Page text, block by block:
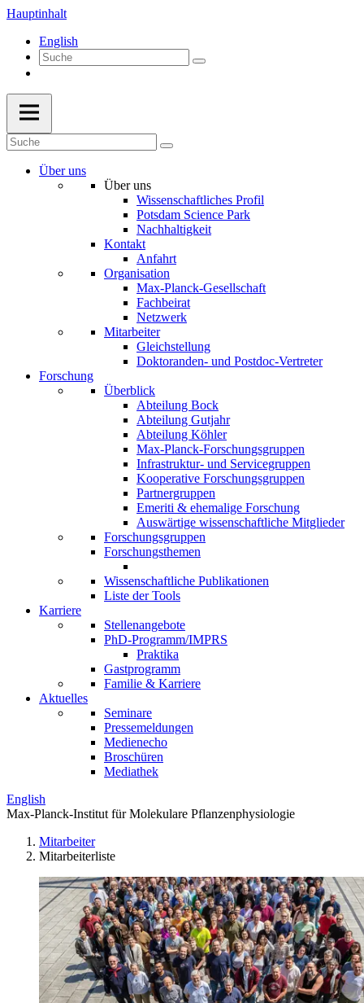
Hauptinhalt
English
Über uns
Über uns
Wissenschaftliches Profil
Potsdam Science Park
Nachhaltigkeit
Kontakt
Anfahrt
Organisation
Max-Planck-Gesellschaft
Fachbeirat
Netzwerk
Mitarbeiter
Gleichstellung
Doktoranden- und Postdoc-Vertreter
Forschung
Überblick
Abteilung Bock
Abteilung Gutjahr
Abteilung Köhler
Max-Planck-Forschungsgruppen
Infrastruktur- und Servicegruppen
Kooperative Forschungsgruppen
Partnergruppen
Emeriti & ehemalige Forschung
Auswärtige wissenschaftliche Mitglieder
Forschungsgruppen
Forschungsthemen
Wissenschaftliche Publikationen
Liste der Tools
Karriere
Stellenangebote
PhD-Programm/IMPRS
Praktika
Gastprogramm
Familie & Karriere
Aktuelles
Seminare
Pressemeldungen
Medienecho
Broschüren
Mediathek
English
Max-Planck-Institut für Molekulare Pflanzenphysiologie
Mitarbeiter
Mitarbeiterliste